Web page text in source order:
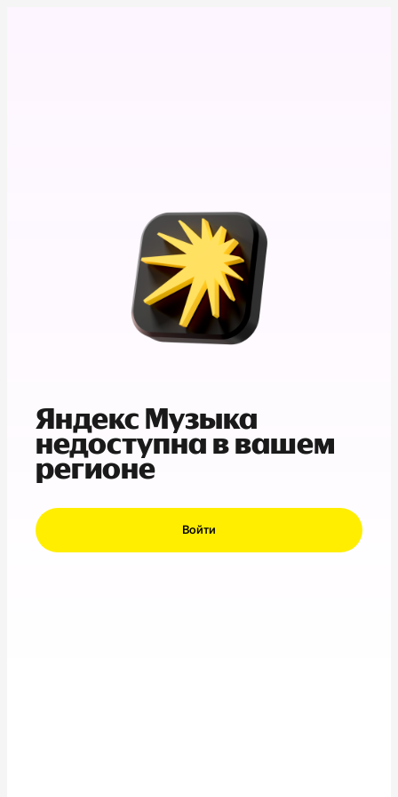
Яндекс Музыка
недоступна в вашем
регионе
Войти